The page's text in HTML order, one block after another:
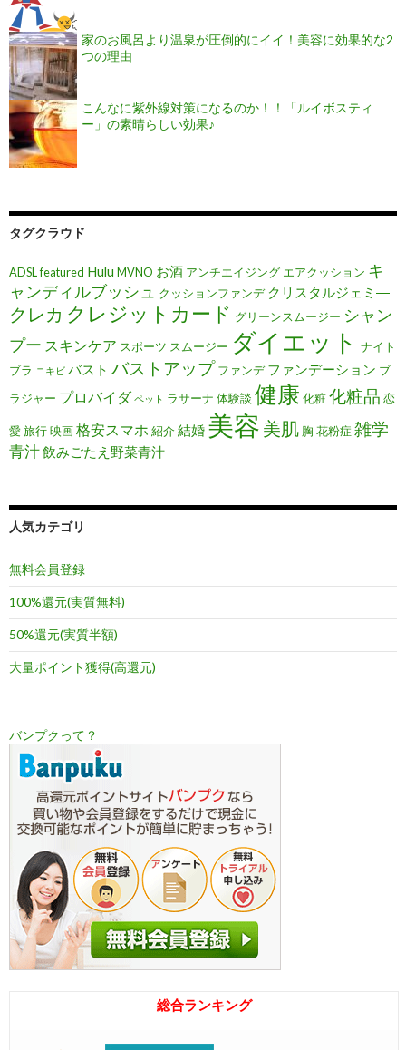
家のお風呂より温泉が圧倒的にイイ！美容に効果的な2
つの理由
こんなに紫外線対策になるのか！！「ルイボスティ
ー」の素晴らしい効果♪
タグクラウド
ADSLfeatured Hulu MVNO お酒 アンチエイジング エアクッション キ
ャンディルブッシュ クッションファンデ クリスタルジェミ―
クレカ クレジットカード グリーンスムージー シャン
プー スキンケア スポーツ スムージー ダイエット
ナイト
ブラ ニキビ バスト バストアップ ファンデ ファンデーション ブ
ラジャー プロバイダ ペット ラサーナ 体験談 健康 化粧化粧品 恋
愛旅行映画格安スマホ 紹介結婚 美容 美肌 胸 花粉症 雑学
青汁飲みごたえ野菜青汁
人気カテゴリ
無料会員登録
100%還元(実質無料)
50%還元(実質半額)
大量ポイント獲得(高還元)
バンプクって？
総合ランキング